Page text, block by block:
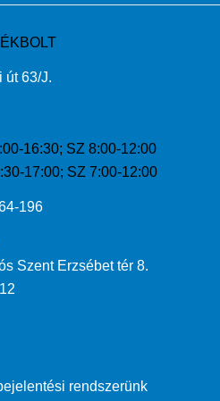
út 63/J.
16:30; SZ 8:00-12:00
17:00; SZ 7:00-12:00
196
Szent Erzsébet tér 8.
rendszerünk